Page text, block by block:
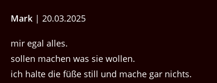
Mark | 20.03.2025
mir egal alles.
sollen machen was sie wollen.
ich halte die füße still und mache gar nichts.